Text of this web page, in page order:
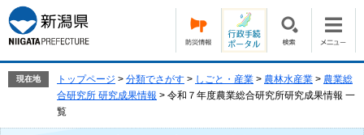
ー
ジ
の
す。
ニ
ュ
ー
し
現在地 トップページ > 分類でさがす > しごと・産業 > 農林水産業 > 農業総
合研究所 研究成果情報 > 令和７年度農業総合研究所研究成果情報 一
覧